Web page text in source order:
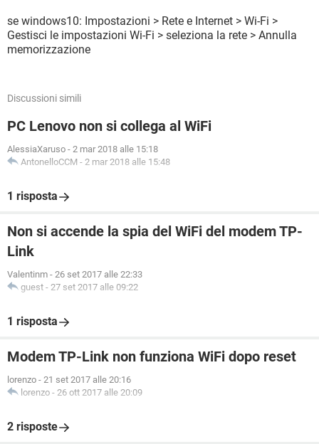
se windows10: Impostazioni > Rete e Internet > Wi-Fi >
Gestisci le impostazioni Wi-Fi > seleziona la rete > Annulla
memorizzazione
Discussioni simili
PC Lenovo non si collega al WiFi
AlessiaXaruso - 2 mar 2018 alle 15:18
AntonelloCCM - 2 mar 2018 alle 15:48
1 risposta
Non si accende la spia del WiFi del modem TP-
Link
Valentinm - 26 set 2017 alle 22:33
guest - 27 set 2017 alle 09:22
1 risposta
Modem TP-Link non funziona WiFi dopo reset
lorenzo - 21 set 2017 alle 20:16
lorenzo - 26 ott 2017 alle 20:09
2 risposte